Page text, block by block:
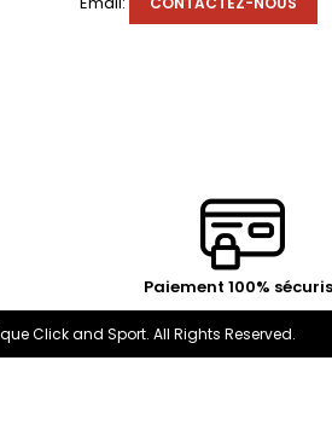
Paiement 100%
Click and Sport. All Rights Reserved.